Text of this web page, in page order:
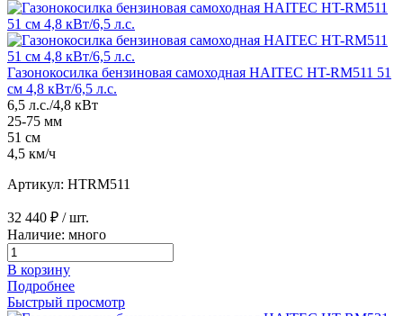
Газонокосилка бензиновая самоходная HAITEC HT-RM511 51
см 4,8 кВт/6,5 л.с.
6,5 л.с./4,8 кВт
25-75 мм
51 см
4,5 км/ч
Артикул: HTRM511
32 440 ₽ / шт.
Наличие: много
В корзину
Подробнее
Быстрый просмотр